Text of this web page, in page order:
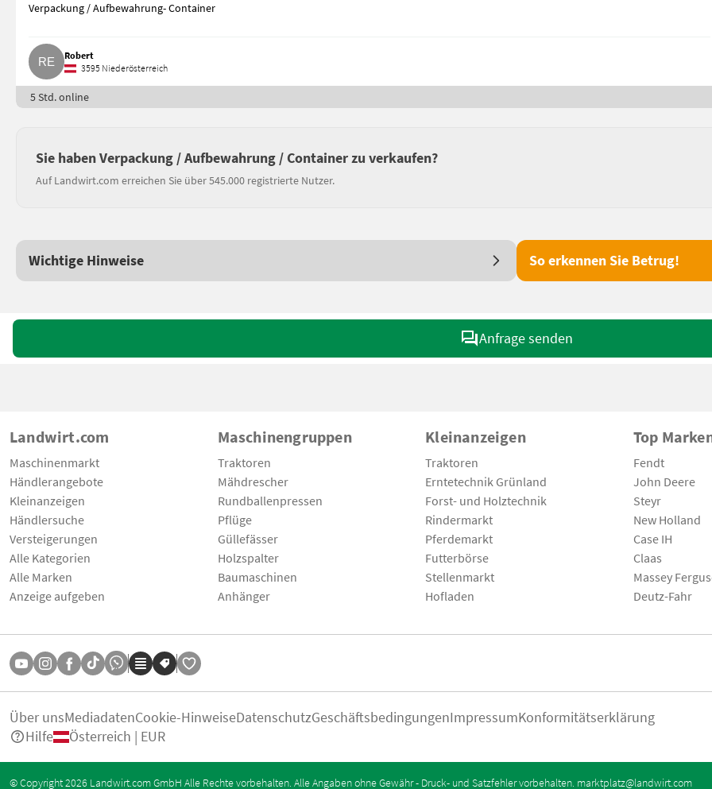
Verpackung / Aufbewahrung- Container
Robert
3595 Niederösterreich
5 Std. online
Sie haben Verpackung / Aufbewahrung / Container zu verkaufen?
Auf Landwirt.com erreichen Sie über 545.000 registrierte Nutzer.
Wichtige Hinweise So erkennen Sie Betrug!
Anfrage senden
Landwirt.com
Maschinenmarkt
Händlerangebote
Kleinanzeigen
Händlersuche
Versteigerungen
Alle Kategorien
Alle Marken
Anzeige aufgeben
Maschinengruppen
Traktoren
Mähdrescher
Rundballenpressen
Pflüge
Güllefässer
Holzspalter
Baumaschinen
Anhänger
Kleinanzeigen
Traktoren
Erntetechnik Grünland
Forst- und Holztechnik
Rindermarkt
Pferdemarkt
Futterbörse
Stellenmarkt
Hofladen
Top
Fendt
John Deere
Steyr
New Holland
Case IH
Claas
Massey
Deutz-Fahr
Über unsMediadatenCookie-HinweiseDatenschutzGeschäftsbedingungenImpressumKonformitätserklärung
Hilfe
Österreich | EUR
© Copyright 2026 Landwirt.com GmbH Alle Rechte vorbehalten. Alle Angaben ohne Gewähr - Druck- und Satzfehler vorbehalten. marktplatz@landwirt.com